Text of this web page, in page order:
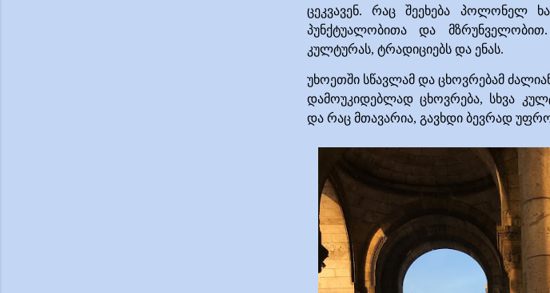
ცეკვავენ. რაც შეეხება პოლონელ
პუნქტუალობითა და
კულტურას, ტრადიციებს და ენას.
უხოეთში სწავლამ და ცხოვრებამ
დამოუკიდებლად ცხოვრება, სხვა
და რაც მთავარია, გავხდი ბევრად